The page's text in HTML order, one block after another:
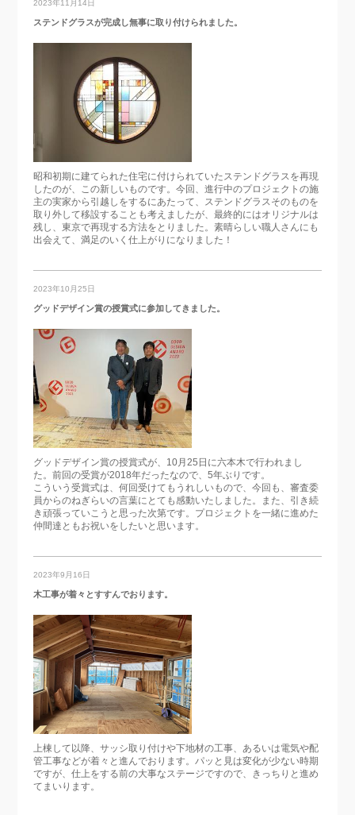
2023年11月14日
ステンドグラスが完成し無事に取り付けられました。
昭和初期に建てられた住宅に付けられていたステンドグラスを再現
したのが、この新しいものです。今回、進行中のプロジェクトの施
主の実家から引越しをするにあたって、ステンドグラスそのものを
取り外して移設することも考えましたが、最終的にはオリジナルは
残し、東京で再現する方法をとりました。素晴らしい職人さんにも
出会えて、満足のいく仕上がりになりました！
2023年10月25日
グッドデザイン賞の授賞式に参加してきました。
グッドデザイン賞の授賞式が、10月25日に六本木で行われまし
た。前回の受賞が2018年だったなので、5年ぶりです。
こういう受賞式は、何回受けてもうれしいもので、今回も、審査委
員からのねぎらいの言葉にとても感動いたしました。また、引き続
き頑張っていこうと思った次第です。プロジェクトを一緒に進めた
仲間達ともお祝いをしたいと思います。
2023年9月16日
木工事が着々とすすんでおります。
上棟して以降、サッシ取り付けや下地材の工事、あるいは電気や配
管工事などが着々と進んでおります。パッと見は変化が少ない時期
ですが、仕上をする前の大事なステージですので、きっちりと進め
てまいります。